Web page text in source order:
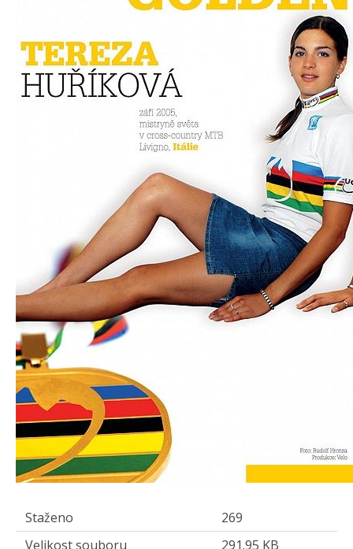
Staženo
269
Velikost souboru
291.95 KB